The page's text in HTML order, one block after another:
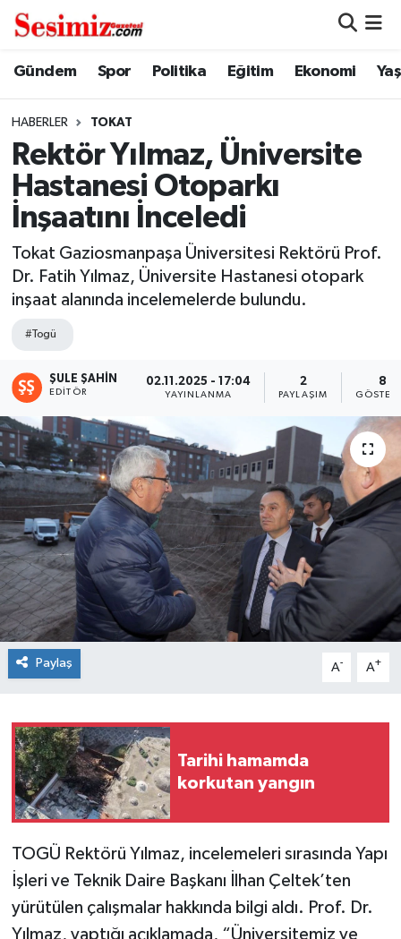
Gündem Spor Politika Eğitim Ekonomi
HABERLER TOKAT
Rektör Yılmaz, Üniversite
Hastanesi Otoparkı
İnşaatını İnceledi
Tokat Gaziosmanpaşa Üniversitesi Rektörü Prof.
Dr. Fatih Yılmaz, Üniversite Hastanesi otopark
inşaat alanında incelemelerde bulundu.
#Togü
ŞULE ŞAHIN
EDITÖR
02.11.2025 - 17:04
YAYINLANMA
2
PAYLAŞIM
8
Paylaş A- A+
Tarihi hamamda
korkutan yangın
TOGÜ Rektörü Yılmaz, incelemeleri sırasında Yapı
İşleri ve Teknik Daire Başkanı İlhan Çeltek’ten
yürütülen çalışmalar hakkında bilgi aldı. Prof. Dr.
Yılmaz, yaptığı açıklamada, “Üniversitemiz ve
Dünya
Ekonomi
Genel
Gündem
Magazin
Politika
Sağlık
Spor
Teknoloji
Tokat Haberleri
Yaşam
Nöbetçi Eczaneler
Namaz Vakitleri
Trafik Durumu
Süper Lig Puan Durumu ve Fikstür
Tüm Manşetler
Son Dakika Haberleri
Haber Arşivi